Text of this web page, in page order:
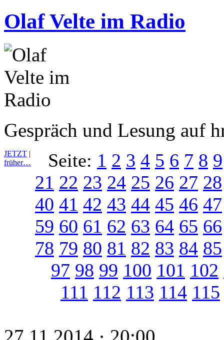
Olaf Velte im Radio
Gespräch und Lesung auf
JETZT |
früher…
Seite: 1 2 3 4 5 6 7 8 9
21 22 23 24 25 26 27 28
40 41 42 43 44 45 46 47
59 60 61 62 63 64 65 66
78 79 80 81 82 83 84 85
97 98 99 100 101 102
111 112 113 114 115